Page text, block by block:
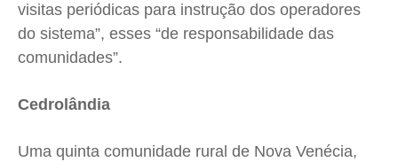
visitas periódicas para instrução dos operadores
do sistema”, esses “de responsabilidade das
comunidades”.
Cedrolândia
Uma quinta comunidade rural de Nova Venécia,